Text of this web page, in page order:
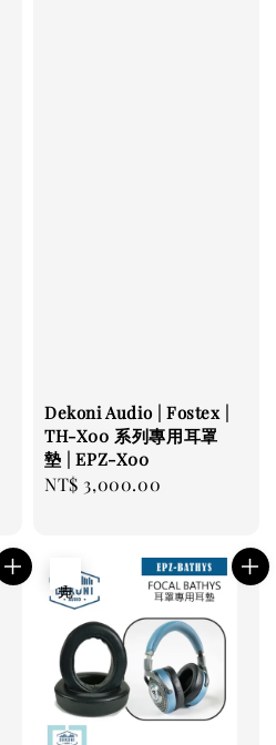
Dekoni Audio | Fostex |
TH-X00 系列專用耳罩
墊 | EPZ-X00
Regular
NT$ 3,000.00